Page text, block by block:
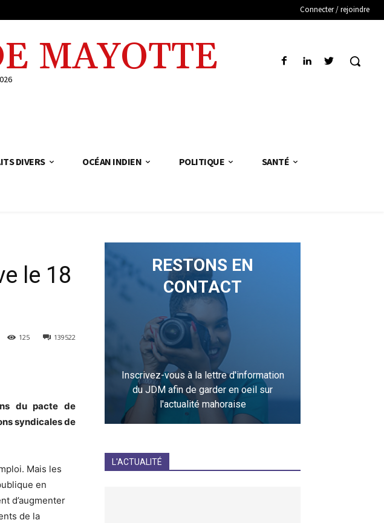
Connecter / rejoindre
MAYOTTE
DIVERS OCÉAN INDIEN POLITIQUE SANTÉ
le 18
139522
125
du pacte de
syndicales de
Mais les
en
d’augmenter
de la
RESTONS EN
CONTACT
Inscrivez-vous à la lettre d'information
du JDM afin de garder en oeil sur
l'actualité mahoraise
L'ACTUALITÉ